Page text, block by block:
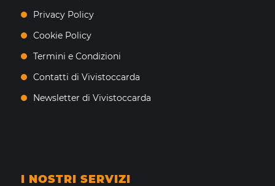
Privacy Policy
Cookie Policy
Termini e Condizioni
Contatti di Vivistoccarda
Newsletter di Vivistoccarda
I NOSTRI SERVIZI